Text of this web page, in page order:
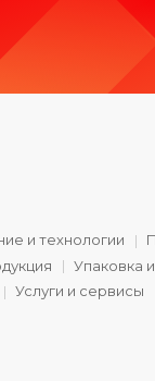
и технологии
Упаковка
Услуги и сервисы